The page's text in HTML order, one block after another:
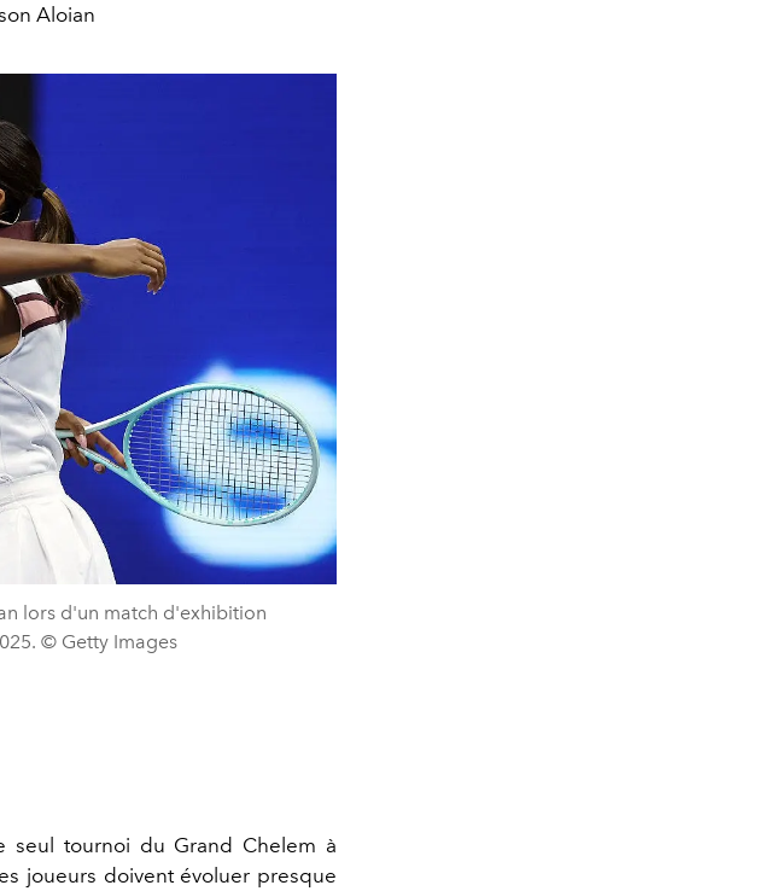
Aloian
lors d'un match d'exhibition
© Getty Images
seul tournoi du Grand Chelem à
joueurs doivent évoluer presque